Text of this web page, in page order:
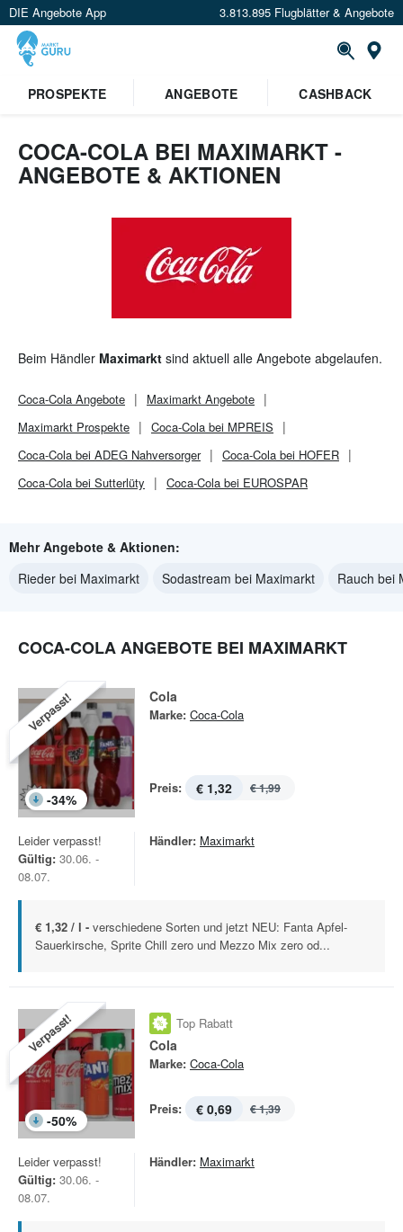
DIE Angebote App 3.813.895 Flugblätter & Angebote
Standort festlegen
PROSPEKTE ANGEBOTE CASHBACK
COCA-COLA BEI MAXIMARKT -
ANGEBOTE & AKTIONEN
Beim Händler Maximarkt sind aktuell alle Angebote abgelaufen.
Coca-Cola Angebote Maximarkt Angebote
Maximarkt Prospekte
Coca-Cola bei MPREIS
Coca-Cola bei ADEG Nahversorger
Coca-Cola bei HOFER
Coca-Cola bei Sutterlüty
Coca-Cola bei EUROSPAR
Mehr Angebote & Aktionen:
Rieder bei Maximarkt
Sodastream bei Maximarkt Rauch bei
COCA-COLA ANGEBOTE BEI MAXIMARKT
Verpasst!
-34%
Cola
Marke: Coca-Cola
Preis: € 1,32 € 1,99
Leider verpasst!
Gültig: 30.06. -
08.07.
Händler: Maximarkt
€ 1,32 / l - verschiedene Sorten und jetzt NEU: Fanta Apfel-
Sauerkirsche, Sprite Chill zero und Mezzo Mix zero od...
Verpasst!
-50%
Top Rabatt
Cola
Marke: Coca-Cola
Preis: € 0,69 € 1,39
Leider verpasst!
Gültig: 30.06. -
08.07.
Händler: Maximarkt